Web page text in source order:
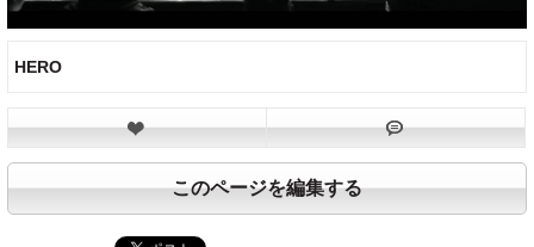
HERO
このページを編集する